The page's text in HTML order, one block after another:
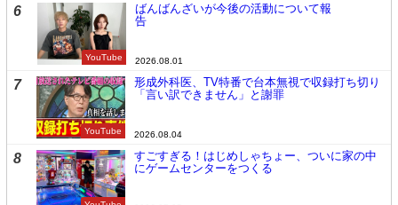
6
YouTube
ばんばんざいが今後の活動について報
告
2026.08.01
7
YouTube
形成外科医、TV特番で台本無視で収録打ち切り
「言い訳できません」と謝罪
2026.08.04
8
すごすぎる！はじめしゃちょー、ついに家の中
にゲームセンターをつくる